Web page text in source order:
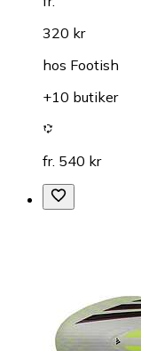
320 kr
hos Footish
+10 butiker
fr. 540 kr